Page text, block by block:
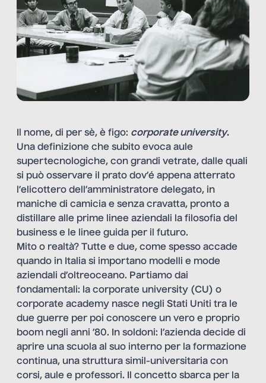
Il nome, di per sè, è figo: corporate university.
Una definizione che subito evoca aule
supertecnologiche, con grandi vetrate, dalle quali
si può osservare il prato dov’é appena atterrato
l’elicottero dell’amministratore delegato, in
maniche di camicia e senza cravatta, pronto a
distillare alle prime linee aziendali la filosofia del
business e le linee guida per il futuro.
Mito o realtà? Tutte e due, come spesso accade
quando in Italia si importano modelli e mode
aziendali d’oltreoceano. Partiamo dai
fondamentali: la corporate university (CU) o
corporate academy nasce negli Stati Uniti tra le
due guerre per poi conoscere un vero e proprio
boom negli anni ’80. In soldoni: l’azienda decide di
aprire una scuola al suo interno per la formazione
continua, una struttura simil-universitaria con
corsi, aule e professori. Il concetto sbarca per la